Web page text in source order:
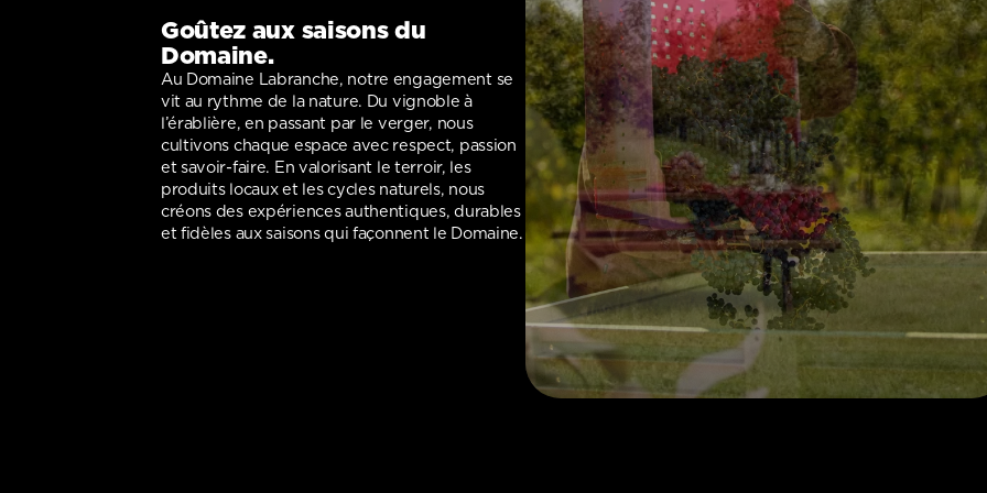
Goûtez aux saisons du
Domaine.
Au Domaine Labranche, notre engagement se
vit au rythme de la nature. Du vignoble à
l’érablière, en passant par le verger, nous
cultivons chaque espace avec respect, passion
et savoir-faire. En valorisant le terroir, les
produits locaux et les cycles naturels, nous
créons des expériences authentiques, durables
et fidèles aux saisons qui façonnent le Domaine.